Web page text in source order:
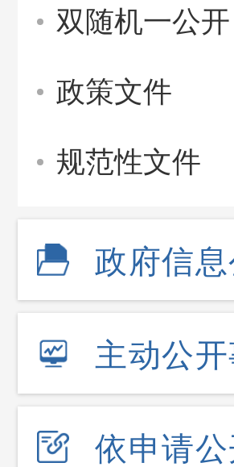
双随机一公开
政策文件
规范性文件
政府信
主动公
依申请公